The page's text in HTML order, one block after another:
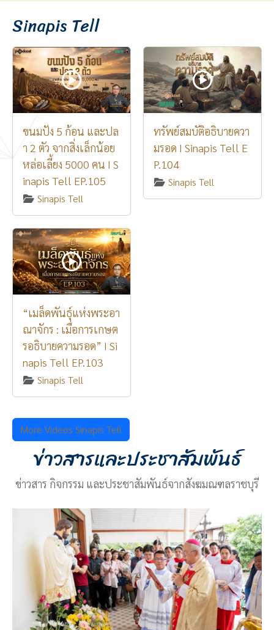
Sinapis Tell
ขนมปัง 5 ก้อน และปล
า 2 ตัว จากสิ่งเล็กน้อย
หล่อเลี้ยง 5000 คน I S
inapis Tell EP.105
Sinapis Tell
ทรัพย์สมบัติอธิบายควา
มรอด I Sinapis Tell E
P.104
Sinapis Tell
“เมล็ดพันธุ์แห่งพระอา
ณาจักร : เมื่อการเกษต
รอธิบายความรอด” I Si
napis Tell EP.103
Sinapis Tell
More Videos Sinapis Tell
ข่าวสารและประชาสัมพันธ์
ข่าวสาร กิจกรรม และประชาสัมพันธ์จากสังฆมณฑลราชบุรี